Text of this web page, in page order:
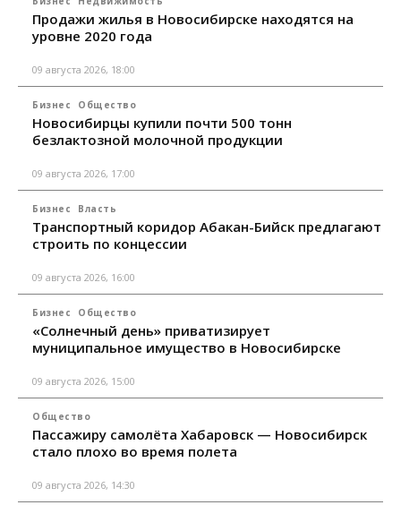
Продажи жилья в Новосибирске находятся на
уровне 2020 года
09 августа 2026, 18:00
Бизнес Общество
Новосибирцы купили почти 500 тонн
безлактозной молочной продукции
09 августа 2026, 17:00
Бизнес Власть
Транспортный коридор Абакан-Бийск предлагают
строить по концессии
09 августа 2026, 16:00
Бизнес Общество
«Солнечный день» приватизирует
муниципальное имущество в Новосибирске
09 августа 2026, 15:00
Общество
Пассажиру самолёта Хабаровск — Новосибирск
стало плохо во время полета
09 августа 2026, 14:30